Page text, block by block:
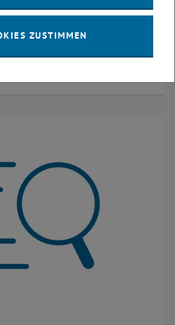
ZUSTIMMEN